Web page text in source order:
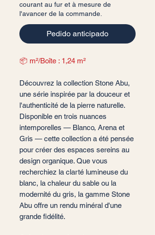
courant au fur et à mesure de
l'avancer de la commande.
Pedido anticipado
📦 m²/Boîte : 1,24 m²
Découvrez la collection Stone Abu,
une série inspirée par la douceur et
l'authenticité de la pierre naturelle.
Disponible en trois nuances
intemporelles — Blanco, Arena et
Gris — cette collection a été pensée
pour créer des espaces sereins au
design organique. Que vous
recherchiez la clarté lumineuse du
blanc, la chaleur du sable ou la
modernité du gris, la gamme Stone
Abu offre un rendu minéral d'une
grande fidélité.